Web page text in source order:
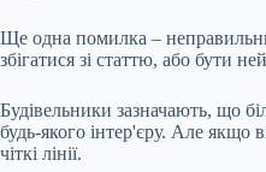
Ще одна помилка –
збігатися зі статтю, або бути
Будівельники зазначають, що
будь-якого інтер'єру. Але якщо
чіткі лінії.